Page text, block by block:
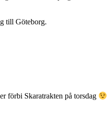
till Göteborg.
förbi Skaratrakten på torsdag